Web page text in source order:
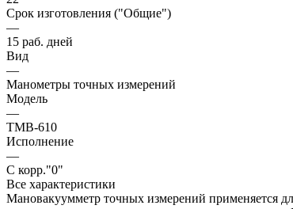
Срок изготовления ("Общие")
—
15 раб. дней
Вид
—
Манометры точных измерений
Модель
—
ТМВ-610
Исполнение
—
С корр."0"
Все характеристики
Мановакуумметр точных измерений применяется